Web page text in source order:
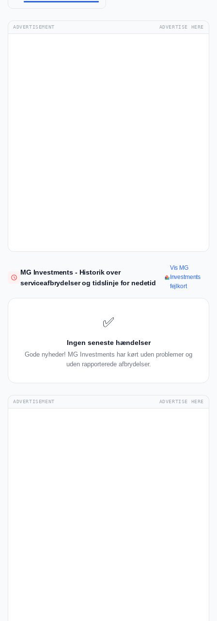
ADVERTISEMENT ADVERTISE HERE
MG Investments - Historik over
serviceafbrydelser og tidslinje for nedetid
Vis MG
Investments
fejlkort
✅
Ingen seneste hændelser
Gode nyheder! MG Investments har kørt uden problemer og
uden rapporterede afbrydelser.
ADVERTISEMENT ADVERTISE HERE